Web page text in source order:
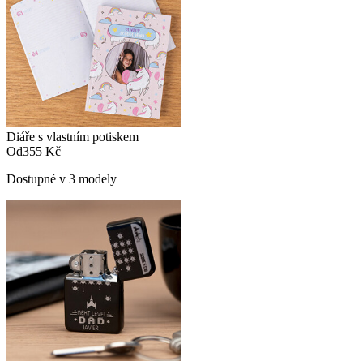
Diáře s vlastním potiskem
Od355 Kč
Dostupné v 3 modely